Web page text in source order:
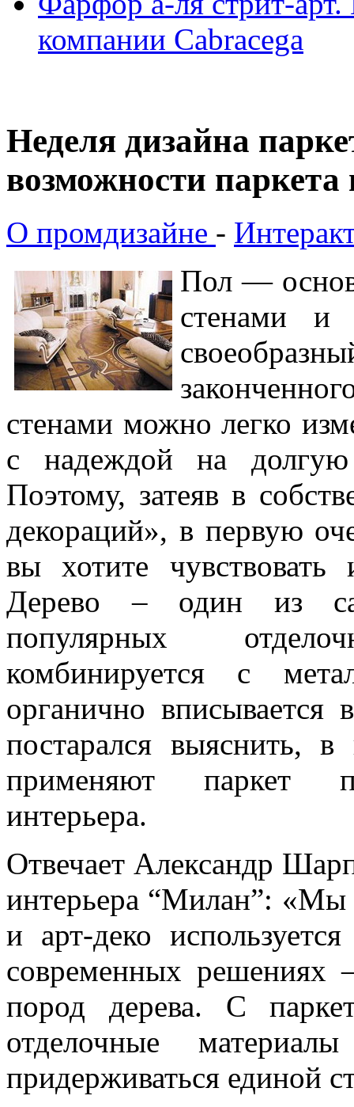
компании Cabracega
Неделя дизайна
возможности паркета
О промдизайне -
Пол —
стенами и
стенами можно легко
с надеждой на долгую
Поэтому, затеяв в
декораций», в первую
вы хотите
Дерево – один из
популярных
комбинируется с
органично
постарался выяснить,
применяют паркет
интерьера.
Отвечает Александр
интерьера “Милан”: «Мы
и арт-деко
современных решениях
пород дерева. С
отделочные
придерживаться единой